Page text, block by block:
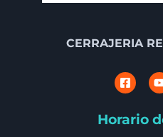
CERRAJERIA
Horario